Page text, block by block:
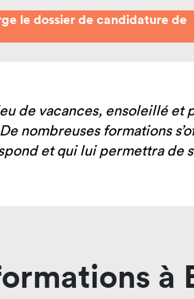
le dossier de candidature de
de vacances, ensoleillé
nombreuses formations
et qui lui permettra de
à